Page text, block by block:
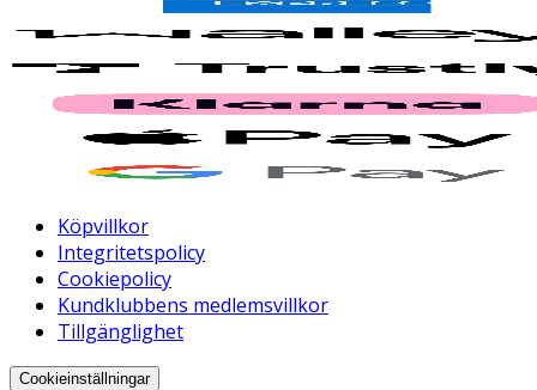
Köpvillkor
Integritetspolicy
Cookiepolicy
Kundklubbens medlemsvillkor
Tillgänglighet
Cookieinställningar